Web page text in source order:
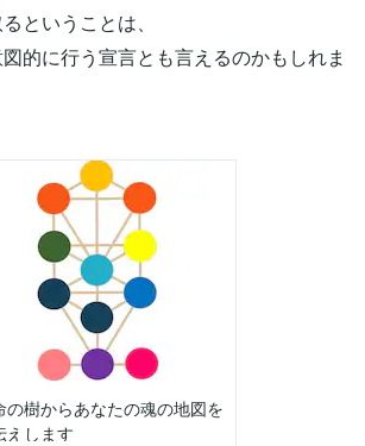
ということは、
的に行う宣言とも言えるのかもしれま
の樹からあなたの魂の地図を
えします